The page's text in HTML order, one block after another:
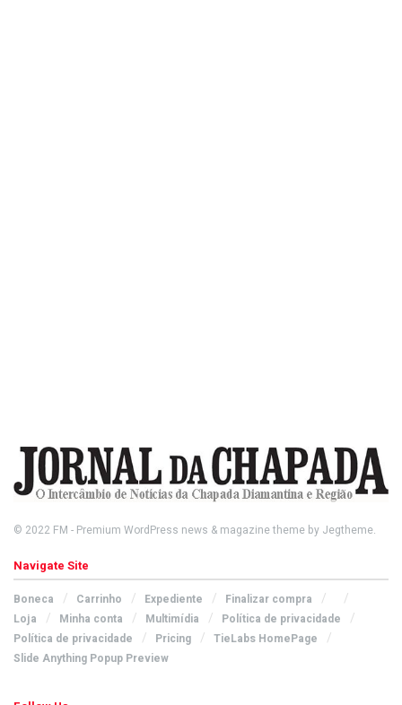
© 2022 FM - Premium WordPress news & magazine theme by Jegtheme.
Navigate Site
Boneca Carrinho Expediente
Finalizar compra
Loja
Minha conta Multimídia
Política de privacidade
Política de privacidade
Pricing
TieLabs HomePage
Slide Anything Popup Preview